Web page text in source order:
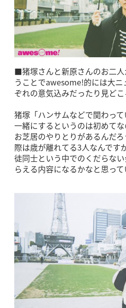
■猪塚さんと新原さんのお二
うことでawesome!的には大
ぞれの意気込みだったり見どこ
猪塚「ハンサムなどで関わっ
一緒にするというのは初めて
お芝居のやりとりがあるんだ
際は歳が離れてる3人なんです
徒同士という中でのくだらな
らえる内容になるかなと思って